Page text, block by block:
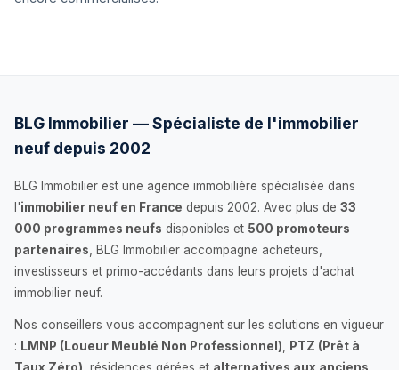
BLG Immobilier — Spécialiste de l'immobilier
neuf depuis 2002
BLG Immobilier est une agence immobilière spécialisée dans
l'immobilier neuf en France depuis 2002. Avec plus de 33
000 programmes neufs disponibles et 500 promoteurs
partenaires , BLG Immobilier accompagne acheteurs,
investisseurs et primo-accédants dans leurs projets d'achat
immobilier neuf.
Nos conseillers vous accompagnent sur les solutions en vigueur
: LMNP (Loueur Meublé Non Professionnel)
PTZ (Prêt à